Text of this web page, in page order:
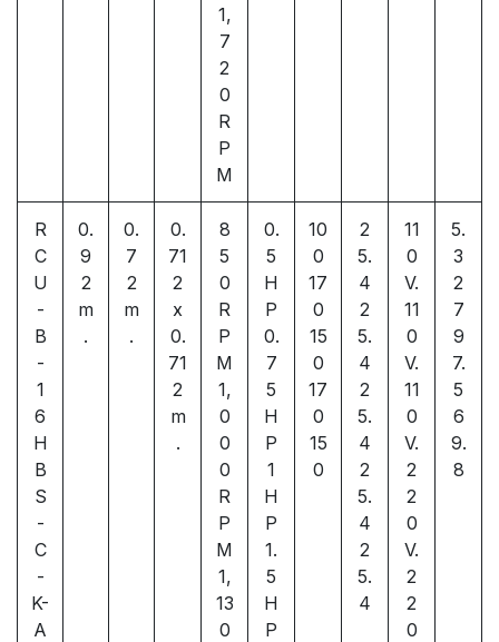
1,
7
2
0
R
P
M
R
C
U
-
B
-
1
6
H
B
S
-
C
-
K-
A
0.
9
2
m
.
0.
7
2
m
.
0.
71
2
x
0.
71
2
m
.
8
5
0
R
P
M
1,
0
0
0
R
P
M
1,
13
0
0.
5
H
P
0.
7
5
H
P
1
H
P
1.
5
H
P
10
0
17
0
15
0
17
0
15
0
2
5.
4
2
5.
4
2
5.
4
2
5.
4
2
5.
4
11
0
V.
11
0
V.
11
0
V.
2
2
0
V.
2
2
0
5.
3
2
7
9
7.
5
6
9.
8